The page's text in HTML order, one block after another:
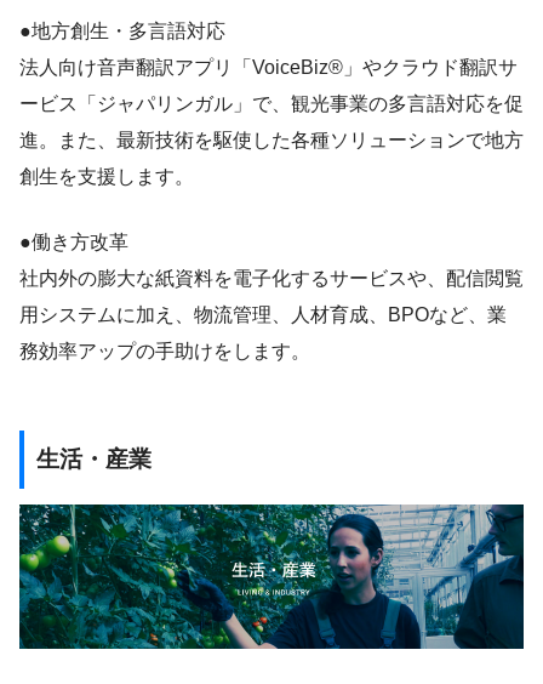
●地方創生・多言語対応
法人向け音声翻訳アプリ「VoiceBiz®」やクラウド翻訳サ
ービス「ジャパリンガル」で、観光事業の多言語対応を促
進。また、最新技術を駆使した各種ソリューションで地方
創生を支援します。
●働き方改革
社内外の膨大な紙資料を電子化するサービスや、配信閲覧
用システムに加え、物流管理、人材育成、BPOなど、業
務効率アップの手助けをします。
生活・産業